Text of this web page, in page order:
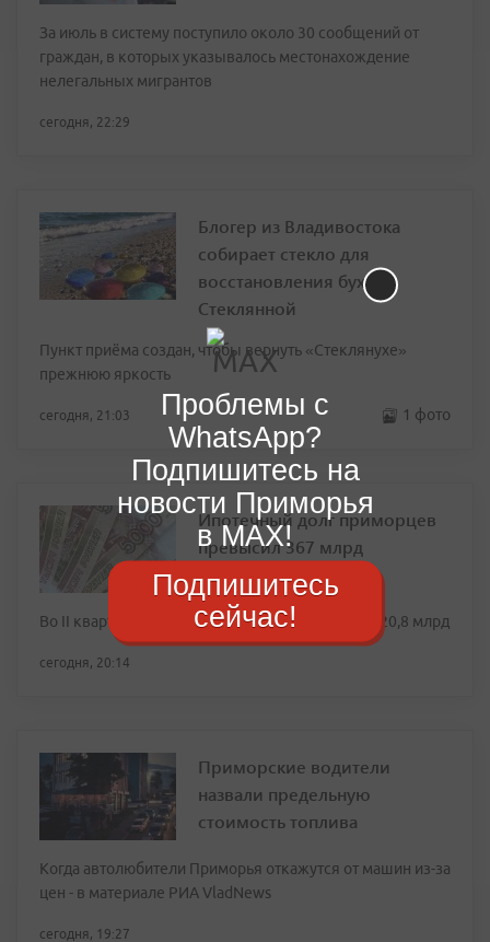
За июль в систему поступило около 30 сообщений от
граждан, в которых указывалось местонахождение
нелегальных мигрантов
сегодня, 22:29
Блогер из Владивостока
собирает стекло для
восстановления бухты
Стеклянной
Пункт приёма создан, чтобы вернуть «Стеклянухе»
прежнюю яркость
сегодня, 21:03 1 фото
Ипотечный долг приморцев
превысил 367 млрд
Во II квартале в крае выдали 4,1 тыс. ипотек на 20,8 млрд
сегодня, 20:14
Приморские водители
назвали предельную
стоимость топлива
Когда автолюбители Приморья откажутся от машин из-за
цен - в материале РИА VladNews
сегодня, 19:27
Проблемы с
WhatsApp?
Подпишитесь на
новости Приморья
в MAX!
Подпишитесь
сейчас!